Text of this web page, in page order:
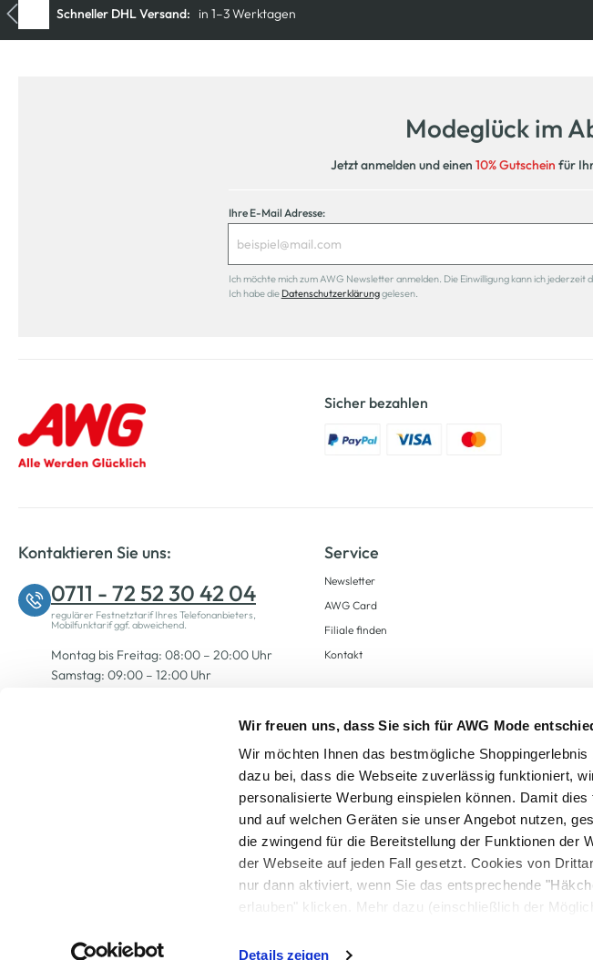
Wir freuen uns, dass Sie sich für AWG Mode
Wir möchten Ihnen das bestmögliche
dazu bei, dass die Webseite zuverlässig funktioniert,
personalisierte Werbung einspielen können. Damit
und auf welchen Geräten sie unser Angebot nutzen,
die zwingend für die Bereitstellung der Funktionen der
der Webseite auf jeden Fall gesetzt. Cookies von
nur dann aktiviert, wenn Sie das entsprechende
erlauben" klicken. Mehr dazu (einschließlich der
Details zeigen
Modeglück im
Jetzt anmelden und einen 10% Gutschein für
Ihre E-Mail Adresse:
Ich möchte mich zum AWG Newsletter anmelden. Die Einwilligung kann ich
Ich habe die Datenschutzerklärunggelesen.
Sicher bezahlen
Kontaktieren Sie uns:
0711 - 72 52 30 42 04
regulärer Festnetztarif Ihres Telefonanbieters,
Mobilfunktarif ggf. abweichend.
Montag bis Freitag: 08:00 – 20:00 Uhr
Samstag: 09:00 – 12:00 Uhr
Service
Newsletter
AWG Card
Filiale finden
Kontakt
Alle Preise inkl. gesetzl. Mehrwertsteuer zzgl.